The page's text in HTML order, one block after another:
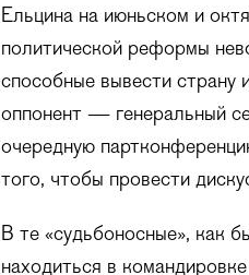
Ельцина на июньском и
политической реформы
способные вывести страну
оппонент — генеральный
очередную
того, чтобы провести
В те «судьбоносные», как
находиться в